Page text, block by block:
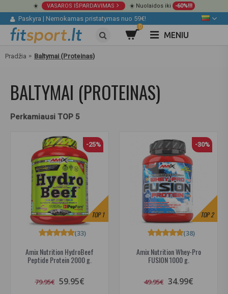
☀️ VASAROS IŠPARDAVIMAS ☀️ Nuolaidos iki -60%!!!
Paskyra | Nemokamas pristatymas nuo 59€!
0
MENIU
Pradžia Baltymai (Proteinas)
BALTYMAI (PROTEINAS)
Perkamiausi TOP 5
TOP1
-25%
Amix Nutrition HydroBeef
Peptide Protein 2000 g.
(33)
79.95€ 59.95€
TOP2
-30%
Amix Nutrition Whey-Pro
FUSION 1000 g.
(38)
49.95€ 34.99€